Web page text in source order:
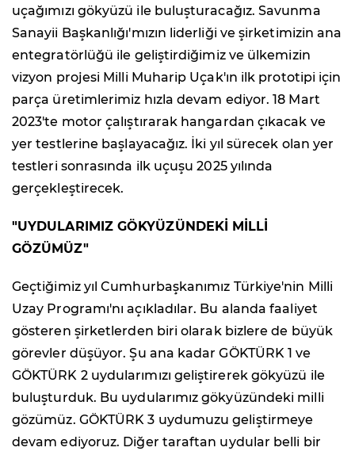
uçağımızı gökyüzü ile buluşturacağız. Savunma
Sanayii Başkanlığı'mızın liderliği ve şirketimizin ana
entegratörlüğü ile geliştirdiğimiz ve ülkemizin
vizyon projesi Milli Muharip Uçak'ın ilk prototipi için
parça üretimlerimiz hızla devam ediyor. 18 Mart
2023'te motor çalıştırarak hangardan çıkacak ve
yer testlerine başlayacağız. İki yıl sürecek olan yer
testleri sonrasında ilk uçuşu 2025 yılında
gerçekleştirecek.
"UYDULARIMIZ GÖKYÜZÜNDEKİ MİLLİ
GÖZÜMÜZ"
Geçtiğimiz yıl Cumhurbaşkanımız Türkiye'nin Milli
Uzay Programı'nı açıkladılar. Bu alanda faaliyet
gösteren şirketlerden biri olarak bizlere de büyük
görevler düşüyor. Şu ana kadar GÖKTÜRK 1 ve
GÖKTÜRK 2 uydularımızı geliştirerek gökyüzü ile
buluşturduk. Bu uydularımız gökyüzündeki milli
gözümüz. GÖKTÜRK 3 uydumuzu geliştirmeye
devam ediyoruz. Diğer taraftan uydular belli bir